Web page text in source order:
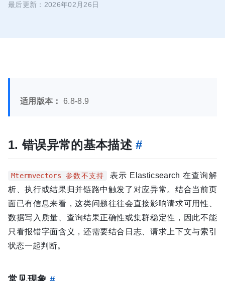
最后更新：2026年02月26日
适用版本： 6.8-8.9
1. 错误异常的基本描述#
Mtermvectors 参数不支持
表示 Elasticsearch 在查询解
析、执行或结果归并链路中触发了对应异常。结合当前页
面已有信息来看，这类问题往往会直接影响请求可用性、
数据写入质量、查询结果正确性或集群稳定性，因此不能
只看报错字面含义，还需要结合日志、请求上下文与索引
状态一起判断。